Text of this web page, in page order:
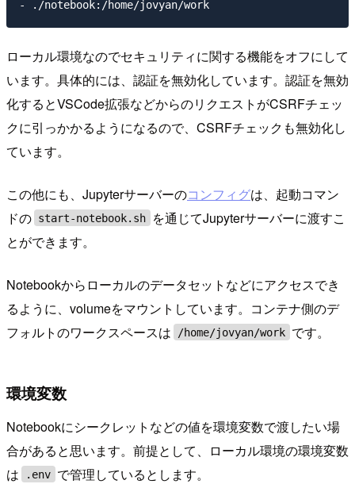
ローカル環境なのでセキュリティに関する機能をオフにして
います。具体的には、認証を無効化しています。認証を無効
化するとVSCode拡張などからのリクエストがCSRFチェッ
クに引っかかるようになるので、CSRFチェックも無効化し
ています。
この他にも、Jupyterサーバーのコンフィグは、起動コマン
ドの start-notebook.sh
を通じてJupyterサーバーに渡すこ
とができます。
Notebookからローカルのデータセットなどにアクセスでき
るように、volumeをマウントしています。コンテナ側のデ
フォルトのワークスペースは
/home/jovyan/work です。
環境変数
Notebookにシークレットなどの値を環境変数で渡したい場
合があると思います。前提として、ローカル環境の環境変数
は
.env で管理しているとします。